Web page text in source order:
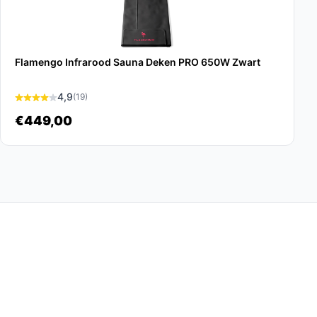
Flamengo Infrarood Sauna Deken PRO 650W Zwart
4,9(19)
€449,00